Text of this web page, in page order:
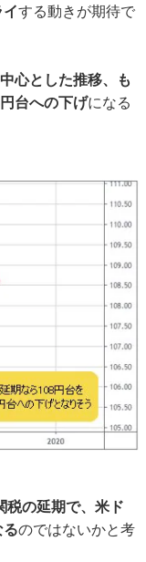
する動きが期待で
心とした推移、も
台への下げになる
税の延期で、米ド
るのではないかと考